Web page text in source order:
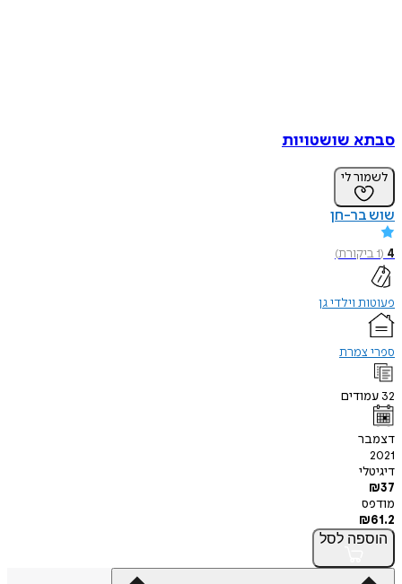
סבתא שושטויות
לשמור לי
שוש בר-חן
4
(
1ביקורת)
פעוטות וילדי גן
ספרי צמרת
32 עמודים
דצמבר
2021
דיגיטלי
₪37
מודפס
₪61.2
הוספה לסל